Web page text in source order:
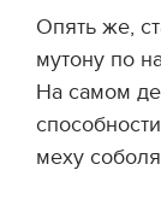
Опять же,
мутону по
На самом
меху